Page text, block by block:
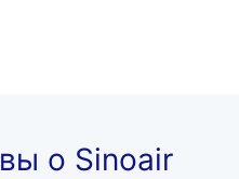
о Sinoair